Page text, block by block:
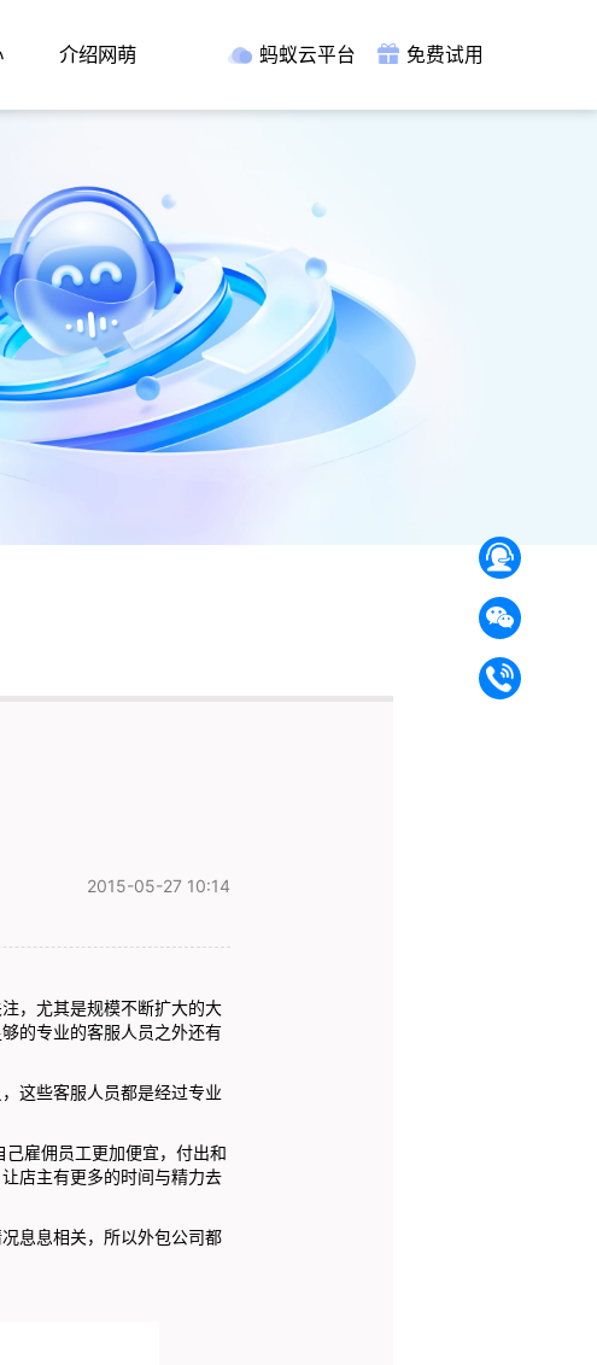
介绍网萌 蚂蚁云平台 免费试用
2015-05-27 10:14
，尤其是规模不断扩大的大
的专业的客服人员之外还有
这些客服人员都是经过专业
雇佣员工更加便宜，付出和
店主有更多的时间与精力去
息息相关，所以外包公司都